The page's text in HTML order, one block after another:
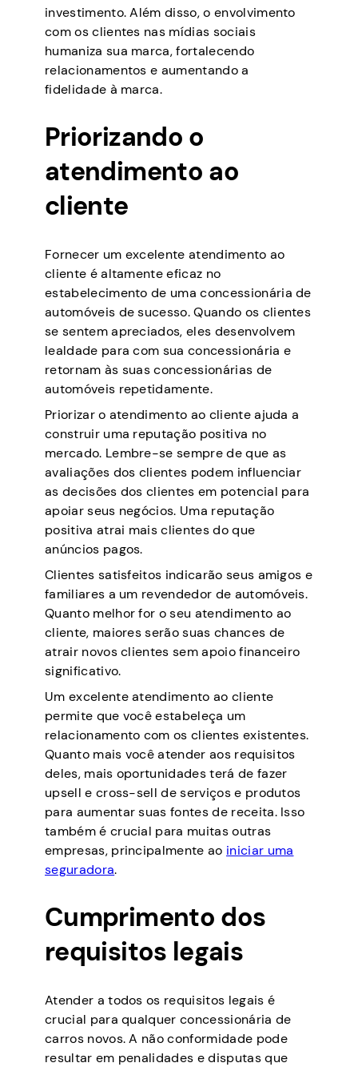
investimento. Além disso, o envolvimento
com os clientes nas mídias sociais
humaniza sua marca, fortalecendo
relacionamentos e aumentando a
fidelidade à marca.
Priorizando o
atendimento ao
cliente
Fornecer um excelente atendimento ao
cliente é altamente eficaz no
estabelecimento de uma concessionária de
automóveis de sucesso. Quando os clientes
se sentem apreciados, eles desenvolvem
lealdade para com sua concessionária e
retornam às suas concessionárias de
automóveis repetidamente.
Priorizar o atendimento ao cliente ajuda a
construir uma reputação positiva no
mercado. Lembre-se sempre de que as
avaliações dos clientes podem influenciar
as decisões dos clientes em potencial para
apoiar seus negócios. Uma reputação
positiva atrai mais clientes do que
anúncios pagos.
Clientes satisfeitos indicarão seus amigos e
familiares a um revendedor de automóveis.
Quanto melhor for o seu atendimento ao
cliente, maiores serão suas chances de
atrair novos clientes sem apoio financeiro
significativo.
Um excelente atendimento ao cliente
permite que você estabeleça um
relacionamento com os clientes existentes.
Quanto mais você atender aos requisitos
deles, mais oportunidades terá de fazer
upsell e cross-sell de serviços e produtos
para aumentar suas fontes de receita. Isso
também é crucial para muitas outras
empresas, principalmente ao iniciar uma
seguradora.
Cumprimento dos
requisitos legais
Atender a todos os requisitos legais é
crucial para qualquer concessionária de
carros novos. A não conformidade pode
resultar em penalidades e disputas que